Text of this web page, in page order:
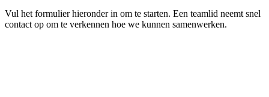
Vul het formulier hieronder in om te starten. Een teamlid neemt snel
contact op om te verkennen hoe we kunnen samenwerken.